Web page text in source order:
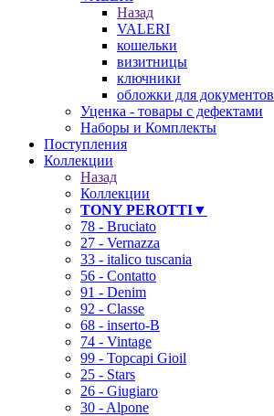
Назад
VALERI
кошельки
визитницы
ключники
обложки для документов
Уценка - товары с дефектами
Наборы и Комплекты
Поступления
Коллекции
Назад
Коллекции
TONY PEROTTI▼
78 - Bruciato
27 - Vernazza
33 - italico tuscania
56 - Contatto
91 - Denim
92 - Classe
68 - inserto-B
74 - Vintage
99 - Topcapi Gioil
25 - Stars
26 - Giugiaro
30 - Alpone